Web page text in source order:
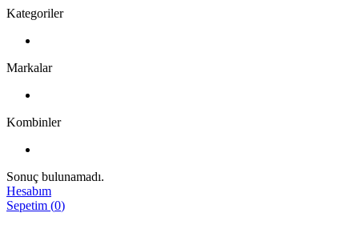
Kategoriler
Markalar
Kombinler
Sonuç bulunamadı.
Hesabım
Sepetim (0)